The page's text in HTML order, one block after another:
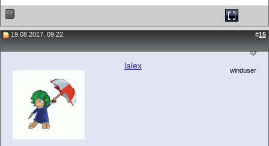
19.08.2017, 09:22 #15
lalex winduser